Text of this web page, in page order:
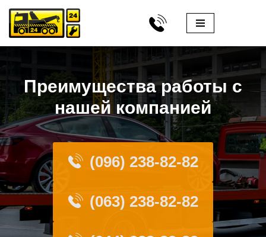
Перейти
к
Преимущества работы с
нашей компанией
(096) 238-82-82
(063) 238-82-82